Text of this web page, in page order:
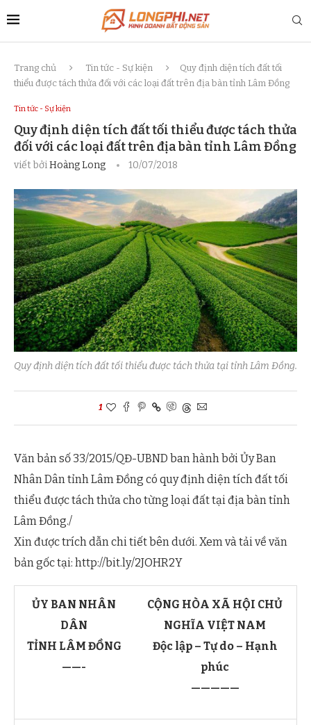
Trang chủ Tin tức - Sự kiện
Quy định diện tích đất tối
thiểu được tách thửa đối với các loại đất trên địa bàn tỉnh Lâm Đồng
Tin tức - Sự kiện
Quy định diện tích đất tối thiểu được tách thửa
đối với các loại đất trên địa bàn tỉnh Lâm Đồng
viết bởiHoàng Long 10/07/2018
Quy định diện tích đất tối thiểu được tách thửa tại tỉnh Lâm Đồng.
1
Văn bản số 33/2015/QĐ-UBND ban hành bởi Ủy Ban
Nhân Dân tỉnh Lâm Đồng có quy định diện tích đất tối
thiểu được tách thửa cho từng loại đất tại địa bàn tỉnh
Lâm Đồng./
Xin được trích dẫn chi tiết bên dưới. Xem và tải về văn
bản gốc tại: http://bit.ly/2JOHR2Y
ỦY BAN NHÂN
DÂN
TỈNH LÂM ĐỒNG
——-
CỘNG HÒA XÃ HỘI CHỦ
NGHĨA VIỆT NAM
Độc lập – Tự do – Hạnh
phúc
—————